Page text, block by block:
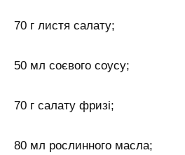
70 г листя салату;
50 мл соєвого соусу;
70 г салату фризі;
80 мл рослинного масла;